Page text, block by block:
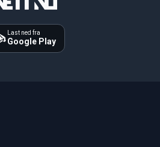
Last ned fra
Google Play